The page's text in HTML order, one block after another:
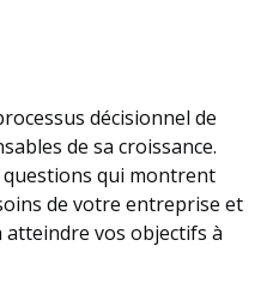
décisionnel de
de sa croissance.
questions qui montrent
de votre entreprise et
vos objectifs à